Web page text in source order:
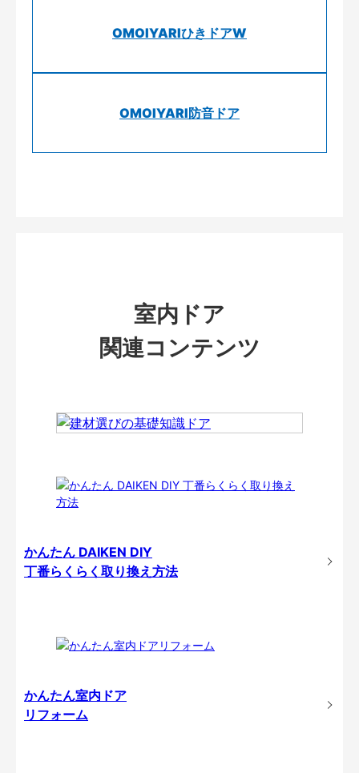
OMOIYARIひきドアW
OMOIYARI防音ドア
室内ドア
関連コンテンツ
かんたん DAIKEN DIY
丁番らくらく取り換え方法
かんたん室内ドア
リフォーム